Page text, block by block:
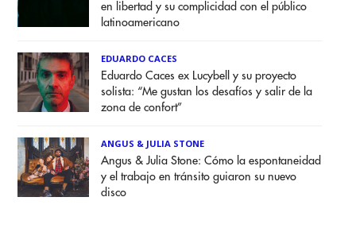
en libertad y su complicidad con el público
latinoamericano
EDUARDO CACES
Eduardo Caces ex Lucybell y su proyecto
solista: “Me gustan los desafíos y salir de la
zona de confort”
ANGUS & JULIA STONE
Angus & Julia Stone: Cómo la espontaneidad
y el trabajo en tránsito guiaron su nuevo
disco